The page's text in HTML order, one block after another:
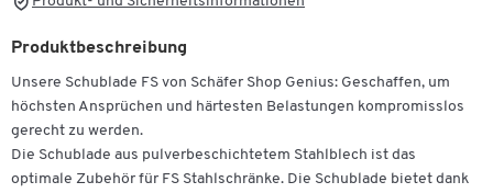
Produktbeschreibung
Unsere Schublade FS von Schäfer Shop Genius: Geschaffen, um
höchsten Ansprüchen und härtesten Belastungen kompromisslos
gerecht zu werden.
Die Schublade aus pulverbeschichtetem Stahlblech ist das
optimale Zubehör für FS Stahlschränke. Die Schublade bietet dank